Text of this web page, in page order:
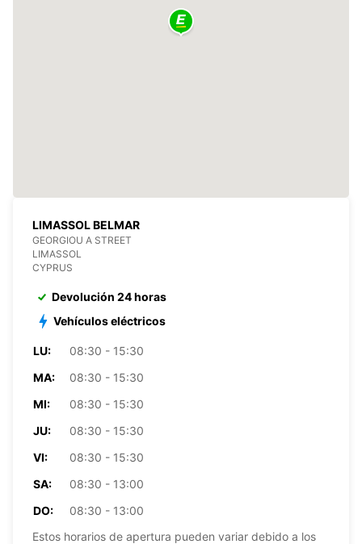
LIMASSOL BELMAR
GEORGIOU A STREET
LIMASSOL
CYPRUS
Devolución 24 horas
Vehículos eléctricos
LU:
08:30 - 15:30
MA:
08:30 - 15:30
MI:
08:30 - 15:30
JU:
08:30 - 15:30
VI:
08:30 - 15:30
SA:
08:30 - 13:00
DO:
08:30 - 13:00
Estos horarios de apertura pueden variar debido a los